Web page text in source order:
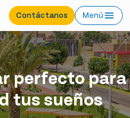
Contáctanos Menú
perfecto para
tus sueños